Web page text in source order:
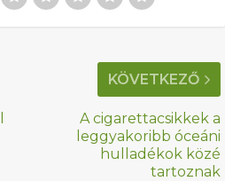
KÖVETKEZŐ
A cigarettacsikkek a
leggyakoribb óceáni
hulladékok közé
tartoznak